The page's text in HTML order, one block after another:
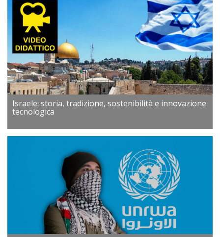
Israele: storia, tradizione, sostenibilità e innovazione
tecnologica